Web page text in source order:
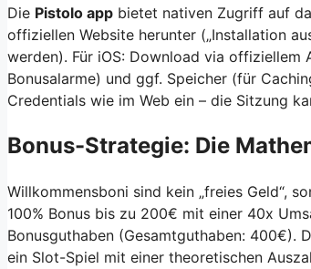
Die Pistolo app bietet nativen Zugriff auf
offiziellen Website herunter („Installation
werden). Für iOS: Download via
Bonusalarme) und ggf. Speicher (für
Credentials wie im Web ein – die Sitzung
Bonus-Strategie: Die
Willkommensboni sind kein „freies Geld“,
100% Bonus bis zu 200€ mit einer 40x
Bonusguthaben (Gesamtguthaben: 400€).
ein Slot-Spiel mit einer theoretischen